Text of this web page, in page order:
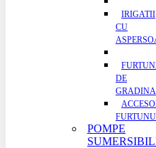
IRIGATII
CU
DE
GRADINA
POMPE